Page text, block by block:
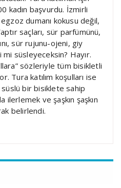
kadın başvurdu. İzmirli
egzoz dumanı kokusu değil,
saçları, sür parfümünü,
sür rujunu-ojeni, giy
süsleyeceksin? Hayır.
sözleriyle tüm bisikletli
Tura katılım koşulları ise
süslü bir bisiklete sahip
ilerlemek ve şaşkın şaşkın
belirlendi.